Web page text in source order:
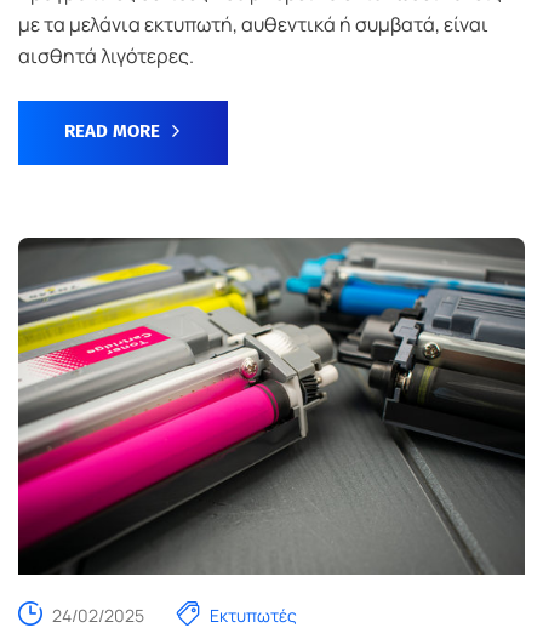
με τα μελάνια εκτυπωτή, αυθεντικά ή συμβατά, είναι
αισθητά λιγότερες.
READ MORE
24/02/2025 Εκτυπωτές